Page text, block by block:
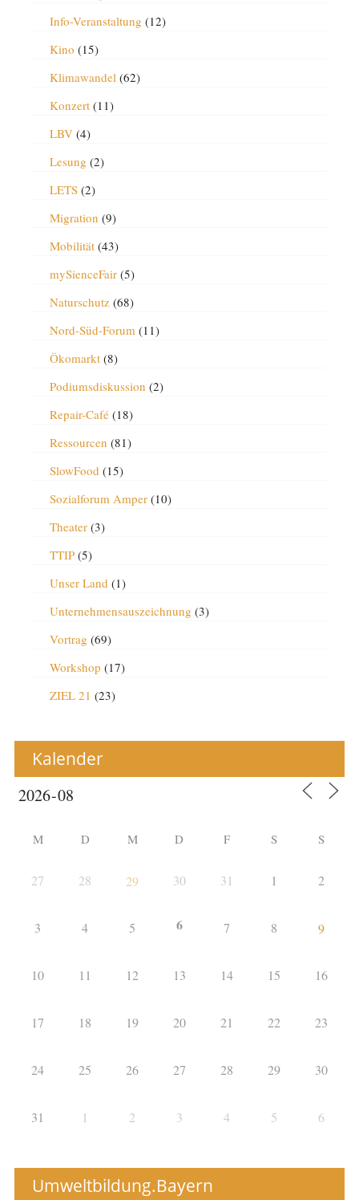
Info-Veranstaltung (12)
Kino (15)
Klimawandel (62)
Konzert(11)
LBV(4)
Lesung (2)
LETS(2)
Migration (9)
Mobilität(43)
mySienceFair(5)
Naturschutz(68)
Nord-Süd-Forum (11)
Ökomarkt(8)
Podiumsdiskussion (2)
Repair-Café(18)
Ressourcen (81)
SlowFood (15)
Sozialforum Amper(10)
Theater(3)
TTIP(5)
Unser Land (1)
Unternehmensauszeichnung (3)
Vortrag (69)
Workshop (17)
ZIEL 21 (23)
Kalender
M D M D F S S
27 28 29 30 31 1 2
3 4 5 6 7 8 9
10 11 12 13 14 15 16
17 18 19 20 21 22 23
24 25 26 27 28 29 30
31 1 2 3 4 5 6
Umweltbildung.Bayern